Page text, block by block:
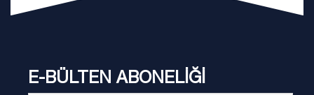
E-BÜLTEN ABONELİĞİ